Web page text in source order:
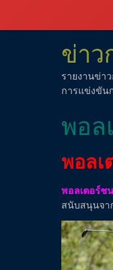
ข่าว
รายงานข่า
การแข่งขัน
พอล
พอลเ
พอลเตอร์ช
สนับสนุนจา